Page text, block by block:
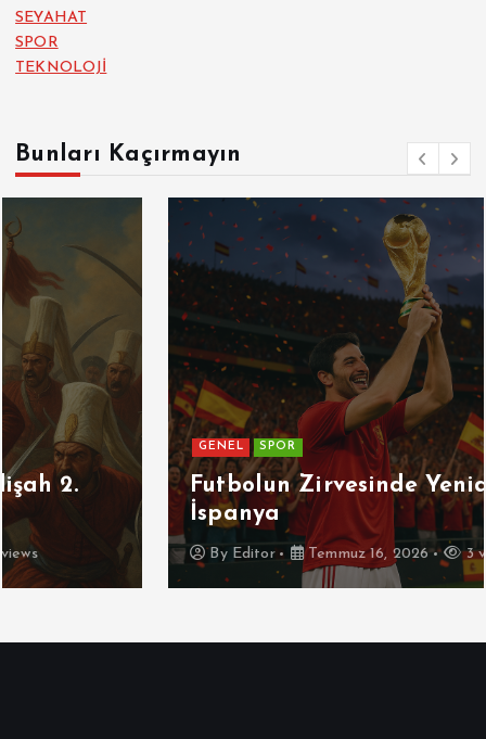
SEYAHAT
SPOR
TEKNOLOJİ
Bunları Kaçırmayın
GENEL SPOR
Futbolun Zirvesinde Yeniden
Temmuz 16, 2026 3 views